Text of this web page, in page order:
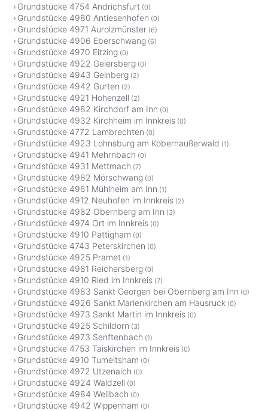
Grundstücke 4754 Andrichsfurt (0)
Grundstücke 4980 Antiesenhofen (0)
Grundstücke 4971 Aurolzmünster (6)
Grundstücke 4906 Eberschwang (6)
Grundstücke 4970 Eitzing (0)
Grundstücke 4922 Geiersberg (0)
Grundstücke 4943 Geinberg (2)
Grundstücke 4942 Gurten (2)
Grundstücke 4921 Hohenzell (2)
Grundstücke 4982 Kirchdorf am Inn (0)
Grundstücke 4932 Kirchheim im Innkreis (0)
Grundstücke 4772 Lambrechten (0)
Grundstücke 4923 Lohnsburg am Kobernaußerwald (1)
Grundstücke 4941 Mehrnbach (0)
Grundstücke 4931 Mettmach (7)
Grundstücke 4982 Mörschwang (0)
Grundstücke 4961 Mühlheim am Inn (1)
Grundstücke 4912 Neuhofen im Innkreis (2)
Grundstücke 4982 Obernberg am Inn (3)
Grundstücke 4974 Ort im Innkreis (0)
Grundstücke 4910 Pattigham (0)
Grundstücke 4743 Peterskirchen (0)
Grundstücke 4925 Pramet (1)
Grundstücke 4981 Reichersberg (0)
Grundstücke 4910 Ried im Innkreis (7)
Grundstücke 4983 Sankt Georgen bei Obernberg am Inn (0)
Grundstücke 4926 Sankt Marienkirchen am Hausruck (0)
Grundstücke 4973 Sankt Martin im Innkreis (0)
Grundstücke 4925 Schildorn (3)
Grundstücke 4973 Senftenbach (1)
Grundstücke 4753 Taiskirchen im Innkreis (0)
Grundstücke 4910 Tumeltsham (0)
Grundstücke 4972 Utzenaich (0)
Grundstücke 4924 Waldzell (0)
Grundstücke 4984 Weilbach (0)
Grundstücke 4942 Wippenham (0)